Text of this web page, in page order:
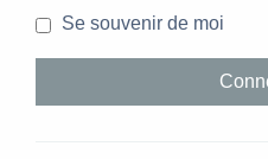
Se souvenir de moi